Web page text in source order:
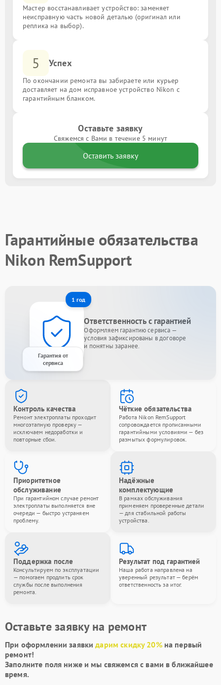
Мастер восстанавливает устройство: заменяет
неисправную часть новой деталью (оригинал или
реплика на выбор).
5 Успех
По окончании ремонта вы забираете или курьер
доставляет на дом исправное устройство Nikon с
гарантийным бланком.
Оставьте заявку
Свяжемся с Вами в течение 5 минут
Оставить заявку
Гарантийные обязательства
Nikon RemSupport
1 год
Гарантия от
сервиса
Ответственность с гарантией
Оформляем гарантию сервиса —
условия зафиксированы в договоре
и понятны заранее.
Контроль качества
Ремонт электроплаты проходит
многоэтапную проверку —
исключаем недоработки и
повторные сбои.
Чёткие обязательства
Работа Nikon RemSupport
сопровождается прописанными
гарантийными условиями — без
размытых формулировок.
Приоритетное
обслуживание
При гарантийном случае ремонт
электроплаты выполняется вне
очереди — быстро устраняем
проблему.
Надёжные
комплектующие
В рамках обслуживания
применяем проверенные детали
— для стабильной работы
устройства.
Поддержка после
Консультируем по эксплуатации
— помогаем продлить срок
службы после выполнения
ремонта.
Результат под гарантией
Наша работа направлена на
уверенный результат — берём
ответственность за итог.
Оставьте заявку на ремонт
При оформлении заявкидарим скидку 20%на первый
ремонт!
Заполните поля ниже и мы свяжемся с вами в ближайшее
время.